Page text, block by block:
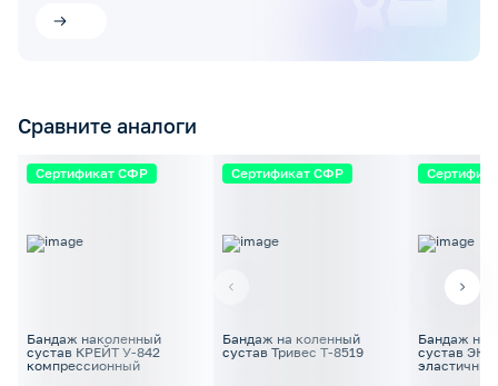
Сравните аналоги
Сертификат СФР
Бандаж наколенный
сустав КРЕЙТ У-842
компрессионный
Сертификат СФР
Бандаж на коленный
сустав Тривес Т-8519
Бандаж на
сустав
эластичный